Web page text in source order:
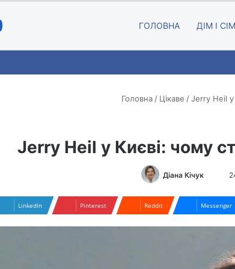
ГОЛОВНА ДІМ І
Головна / Цікаве / Jerry Heil
Jerry Heil у Києві: чому
Діана Кічук
n
LinkedIn Pinterest Reddit Messenger